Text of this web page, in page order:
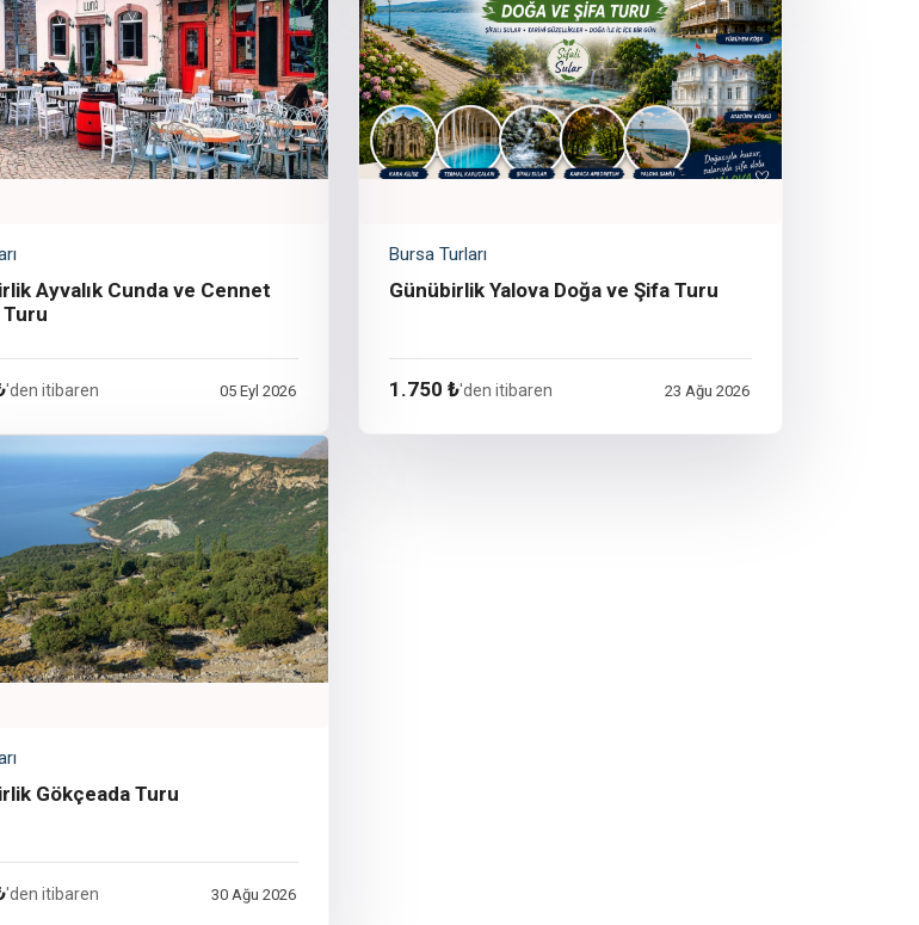
Ayvalık Cunda ve Cennet
'den itibaren 05 Eyl 2026
Bursa Turları
Günübirlik Yalova Doğa ve Şifa Turu
1.750 ₺'den itibaren 23 Ağu 2026
Gökçeada Turu
'den itibaren 30 Ağu 2026